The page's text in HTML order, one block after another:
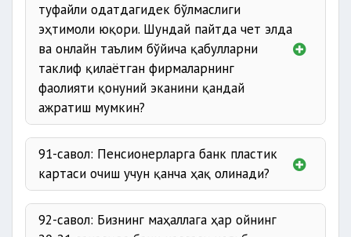
туфайли одатдагидек бўлмаслиги
эҳтимоли юқори. Шундай пайтда чет элда
ва онлайн таълим бўйича қабулларни
таклиф қилаётган фирмаларнинг
фаолияти қонуний эканини қандай
ажратиш мумкин?
91-савол: Пенсионерларга банк пластик
картаси очиш учун қанча ҳақ олинади?
92-савол: Бизнинг маҳаллага ҳар ойнинг